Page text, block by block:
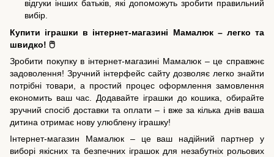
відгуки інших батьків, які допоможуть зробити правильний
вибір.
Купити іграшки в інтернет-магазині Мамалюк – легко та
швидко! 🖱️
Зробити покупку в інтернет-магазині Мамалюк – це справжнє
задоволення! Зручний інтерфейс сайту дозволяє легко знайти
потрібні товари, а простий процес оформлення замовлення
економить ваш час. Додавайте іграшки до кошика, обирайте
зручний спосіб доставки та оплати – і вже за кілька днів ваша
дитина отримає нову улюблену іграшку!
Інтернет-магазин Мамалюк – це ваш надійний партнер у
виборі якісних та безпечних іграшок для незабутніх рольових